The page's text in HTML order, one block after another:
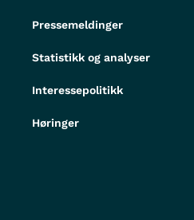
Pressemeldinger
Statistikk og analyser
Interessepolitikk
Høringer